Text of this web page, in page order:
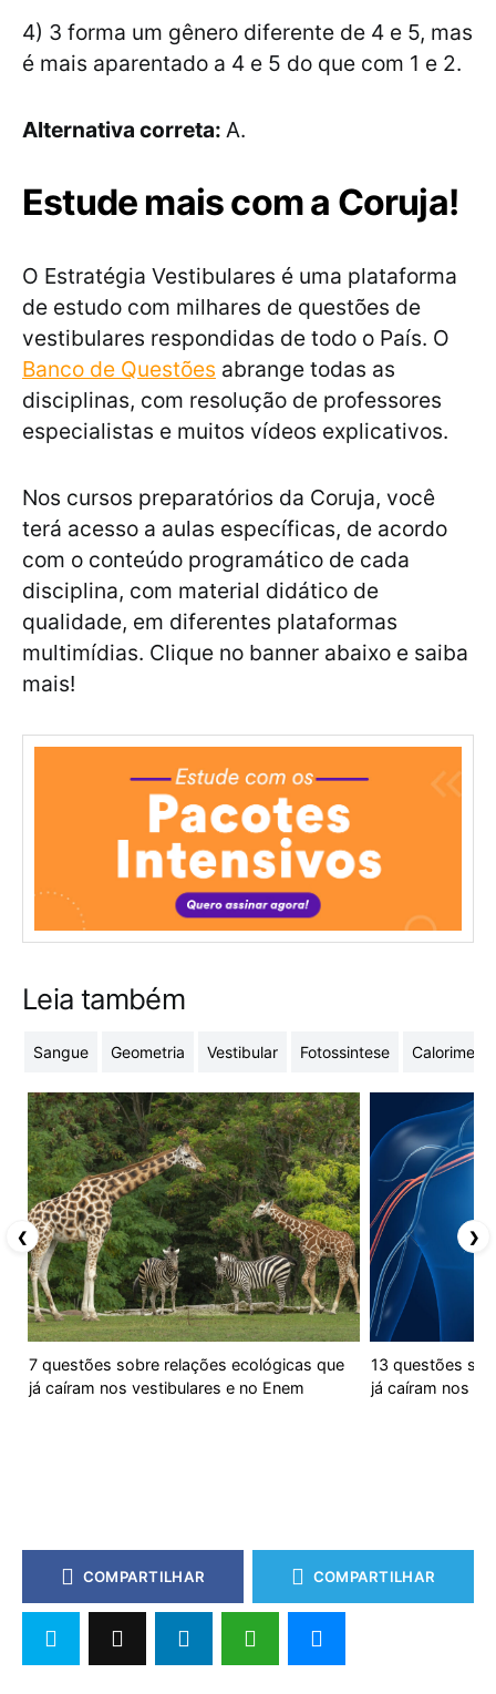
4) 3 forma um gênero diferente de 4 e 5, mas
é mais aparentado a 4 e 5 do que com 1 e 2.
Alternativa correta: A.
Estude mais com a Coruja!
O Estratégia Vestibulares é uma plataforma
de estudo com milhares de questões de
vestibulares respondidas de todo o País. O
Banco de Questões abrange todas as
disciplinas, com resolução de professores
especialistas e muitos vídeos explicativos.
Nos cursos preparatórios da Coruja, você
terá acesso a aulas específicas, de acordo
com o conteúdo programático de cada
disciplina, com material didático de
qualidade, em diferentes plataformas
multimídias. Clique no banner abaixo e saiba
mais!
Leia também
Sangue Geometria Vestibular Fotossintese
7 questões sobre relações ecológicas que
já caíram nos vestibulares e no Enem
13 questões
já caíram nos
❮ ❯
COMPARTILHAR COMPARTILHAR